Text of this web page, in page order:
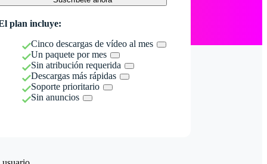
plan incluye:
Cinco descargas de vídeo al mes
Un paquete por mes
Sin atribución requerida
Descargas más rápidas
Soporte prioritario
Sin anuncios